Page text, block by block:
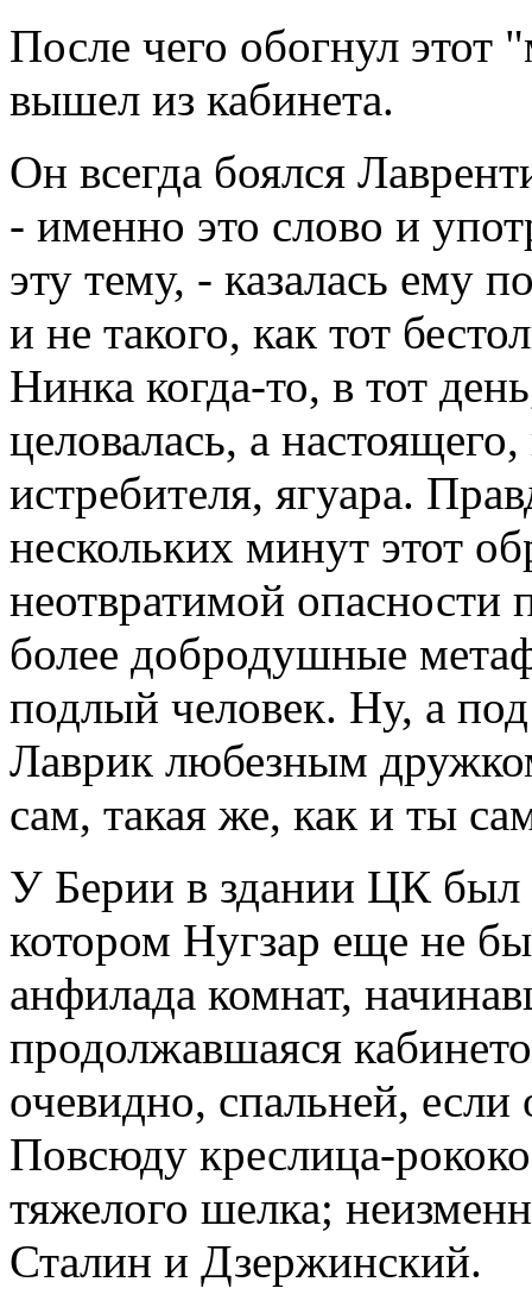
После чего обогнул
вышел из кабинета.
Он всегда боялся
- именно это слово и
эту тему, - казалась ему
и не такого, как тот
Нинка когда-то, в тот
целовалась, а
истребителя, ягуара.
нескольких минут этот
неотвратимой опасности
более добродушные
подлый человек. Ну, а
Лаврик любезным
сам, такая же, как и ты
У Берии в здании ЦК был
котором Нугзар еще не
анфилада комнат,
продолжавшаяся
очевидно, спальней,
Повсюду креслица-
тяжелого шелка;
Сталин и Дзержинский.